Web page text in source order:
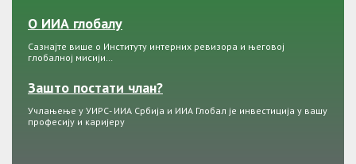
О ИИА глобалу
Сазнајте више о Институту интерних ревизора и његовој
глобалној мисији…
Зашто постати члан?
Учлањење у УИРС- ИИА Србија и ИИА Глобал је инвестиција у вашу
професију и каријеру